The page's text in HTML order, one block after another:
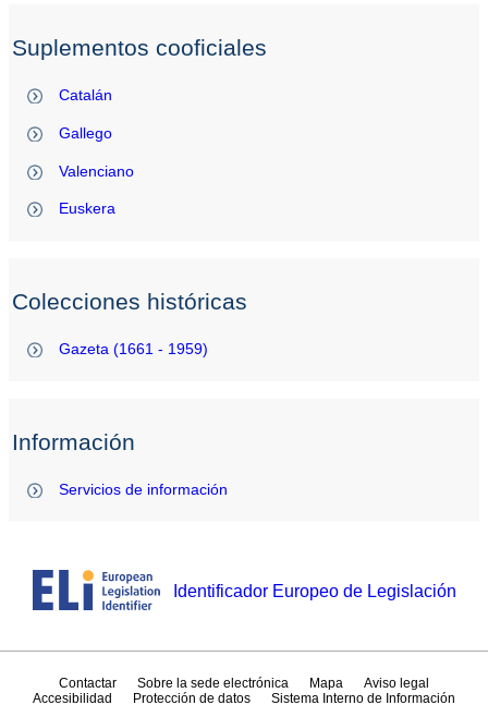
Suplementos cooficiales
Catalán
Gallego
Valenciano
Euskera
Colecciones históricas
Gazeta (1661 - 1959)
Información
Servicios de información
Identificador Europeo de Legislación
Contactar Sobre la sede electrónica Mapa
Aviso legal
Accesibilidad
Protección de datos Sistema Interno de Información